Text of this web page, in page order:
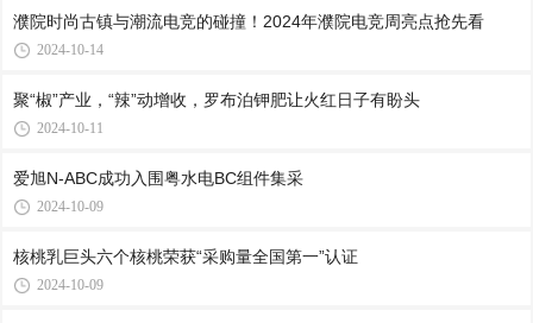
濮院时尚古镇与潮流电竞的碰撞！2024年濮院电竞周亮点抢先看
2024-10-14
聚“椒”产业，“辣”动增收，罗布泊钾肥让火红日子有盼头
2024-10-11
爱旭N-ABC成功入围粤水电BC组件集采
2024-10-09
核桃乳巨头六个核桃荣获“采购量全国第一”认证
2024-10-09